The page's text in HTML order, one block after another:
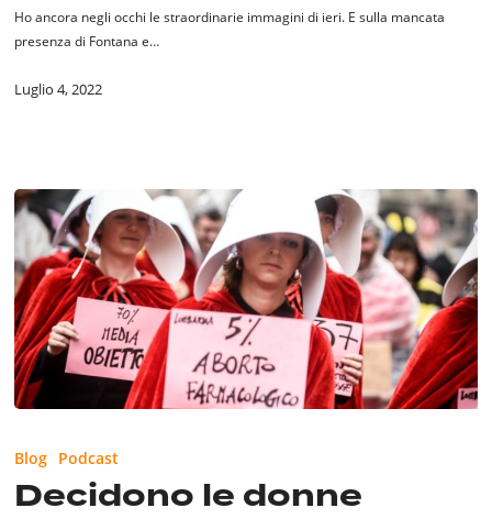
Ho ancora negli occhi le straordinarie immagini di ieri. E sulla mancata
presenza di Fontana e…
Luglio 4, 2022
donne
Blog Podcast
Decidono le donne